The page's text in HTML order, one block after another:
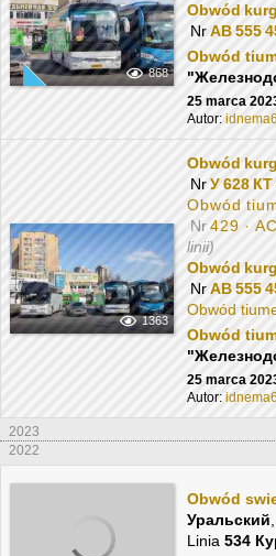
868
Obwód
NrАВ 555
Obwód
25 marca
Autor:
1363
Obwód
NrУ 628 КТ
Obwód
Nr429 ·
linii)
Obwód
NrАВ 555
Obwód
Obwód
25 marca
Autor:
2023
2022
Obwód
Уральский,
Linia 534